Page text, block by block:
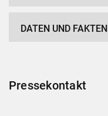
DATEN UND FAKTEN
Pressekontakt